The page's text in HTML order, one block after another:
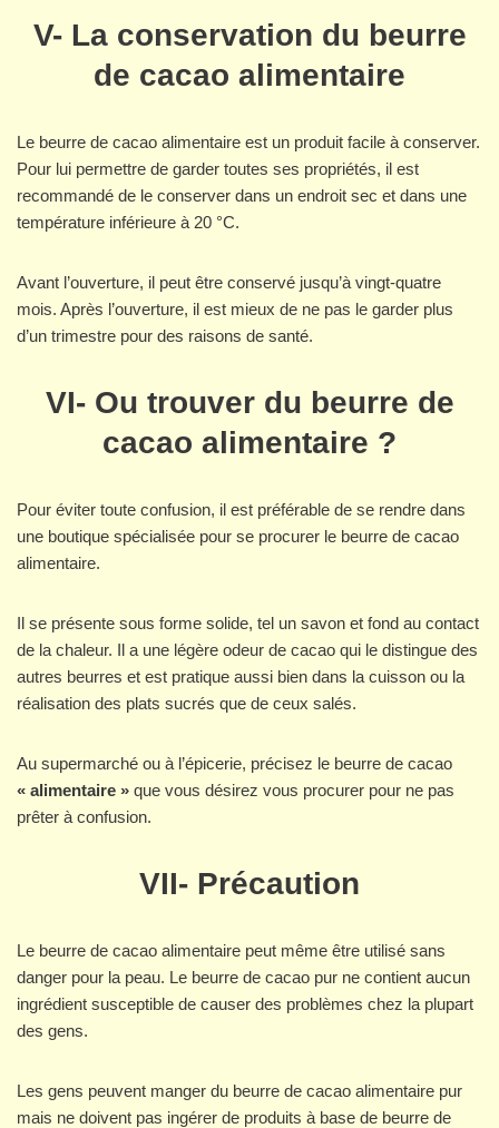
V- La conservation du beurre
de cacao alimentaire
Le beurre de cacao alimentaire est un produit facile à conserver.
Pour lui permettre de garder toutes ses propriétés, il est
recommandé de le conserver dans un endroit sec et dans une
température inférieure à 20 °C.
Avant l’ouverture, il peut être conservé jusqu’à vingt-quatre
mois. Après l’ouverture, il est mieux de ne pas le garder plus
d’un trimestre pour des raisons de santé.
VI- Ou trouver du beurre de
cacao alimentaire ?
Pour éviter toute confusion, il est préférable de se rendre dans
une boutique spécialisée pour se procurer le beurre de cacao
alimentaire.
Il se présente sous forme solide, tel un savon et fond au contact
de la chaleur. Il a une légère odeur de cacao qui le distingue des
autres beurres et est pratique aussi bien dans la cuisson ou la
réalisation des plats sucrés que de ceux salés.
Au supermarché ou à l’épicerie, précisez le beurre de cacao
« alimentaire » que vous désirez vous procurer pour ne pas
prêter à confusion.
VII- Précaution
Le beurre de cacao alimentaire peut même être utilisé sans
danger pour la peau. Le beurre de cacao pur ne contient aucun
ingrédient susceptible de causer des problèmes chez la plupart
des gens.
Les gens peuvent manger du beurre de cacao alimentaire pur
mais ne doivent pas ingérer de produits à base de beurre de